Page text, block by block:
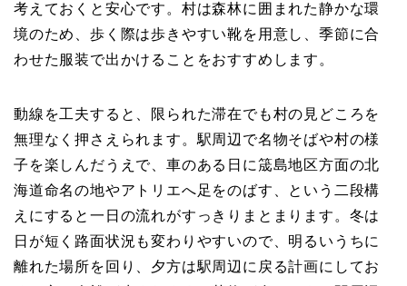
考えておくと安心です。村は森林に囲まれた静かな環
境のため、歩く際は歩きやすい靴を用意し、季節に合
わせた服装で出かけることをおすすめします。
動線を工夫すると、限られた滞在でも村の見どころを
無理なく押さえられます。駅周辺で名物そばや村の様
子を楽しんだうえで、車のある日に筬島地区方面の北
海道命名の地やアトリエへ足をのばす、という二段構
えにすると一日の流れがすっきりまとまります。冬は
日が短く路面状況も変わりやすいので、明るいうちに
離れた場所を回り、夕方は駅周辺に戻る計画にしてお